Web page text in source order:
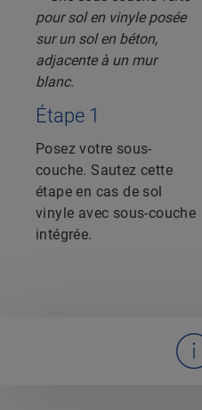
Étape 1
Posez votre sous-
couche. Sautez cette
étape en cas de sol
vinyle avec sous-couche
intégrée.